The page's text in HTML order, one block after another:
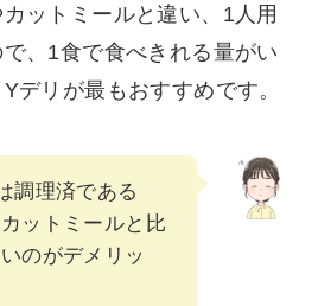
ットミールと違い、1人用
、1食で食べきれる量がい
デリが最もおすすめです。
調理済である
ットミールと比
のがデメリッ